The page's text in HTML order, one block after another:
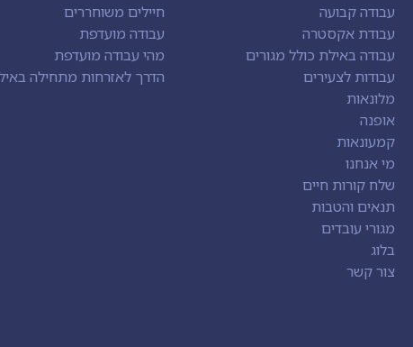
עבודה קבועה
עבודת אקסטרה
עבודה באילת כולל מגורים
עבודות לצעירים
מלונאות
אופנה
קמעונאות
מי אנחנו
שלח קורות חיים
תנאים והטבות
מגורי עובדים
בלוג
צור קשר
חיילים משוחררים
עבודה מועדפת
מהי עבודה מועדפת
הדרך לאזרחות מתחילה